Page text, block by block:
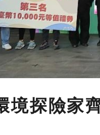
境探險家